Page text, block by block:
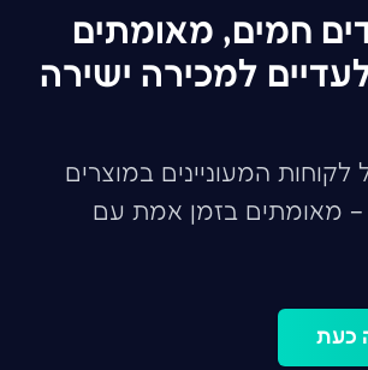
חמים, מאומתים
למכירה ישירה
המעוניינים במוצרים
– מאומתים בזמן אמת עם
כעת